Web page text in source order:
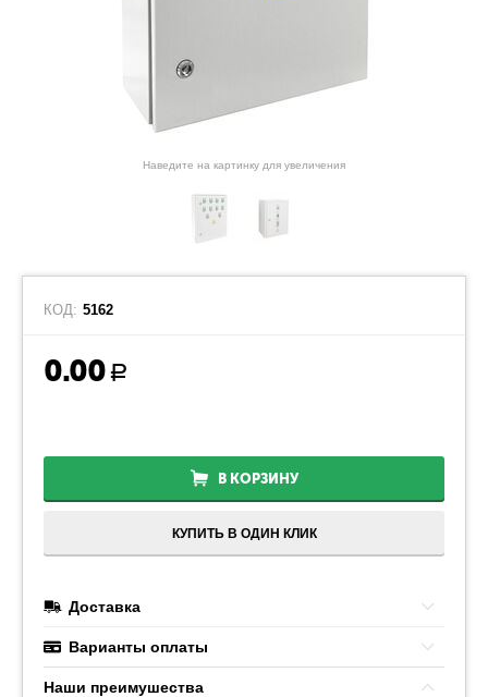
Наведите на картинку для увеличения
КОД: 5162
0.00 Р
В КОРЗИНУ
КУПИТЬ В ОДИН КЛИК
Доставка
Варианты оплаты
Наши преимушества